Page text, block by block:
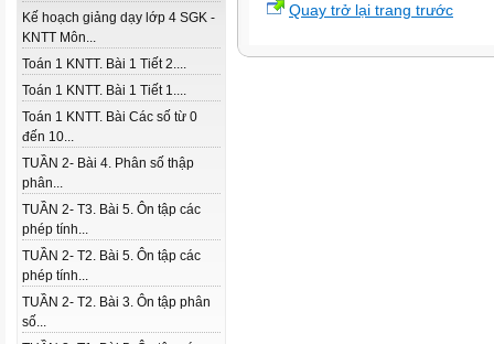
Kế hoạch giảng dạy lớp 4 SGK -
KNTT Môn...
Toán 1 KNTT. Bài 1 Tiết 2....
Toán 1 KNTT. Bài 1 Tiết 1....
Toán 1 KNTT. Bài Các số từ 0
đến 10...
TUẦN 2- Bài 4. Phân số thập
phân...
TUẦN 2- T3. Bài 5. Ôn tập các
phép tính...
TUẦN 2- T2. Bài 5. Ôn tập các
phép tính...
TUẦN 2- T2. Bài 3. Ôn tập phân
số...
Quay trở lại trang trước